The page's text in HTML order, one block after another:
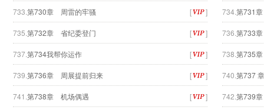
733. 第730章 周雷的牢骚 [ ] 734. 第731
735. 第732章 省纪委登门 [ ] 736. 第733
737.第734我帮你运作 [ ] 738. 第735
739. 第736章 周展提前归来 [ ] 740. 第737
741. 第738章 机场偶遇 [ ] 742. 第739